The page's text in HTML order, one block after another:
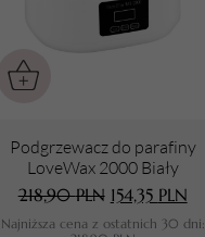
Podgrzewacz do parafiny
LoveWax 2000 Biały
218,90PLN 154,35 PLN
Najniższa cena z ostatnich 30 dni: